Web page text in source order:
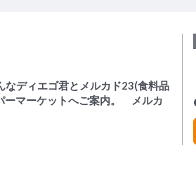
なディエゴ君とメルカド23(食料品
ーマーケットへご案内。 メルカ